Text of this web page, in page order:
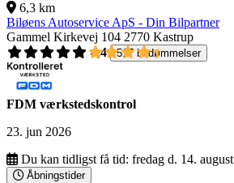
6,3 km
Biløens Autoservice ApS - Din Bilpartner
Gammel Kirkevej 104 2770 Kastrup
4,4
517 bedømmelser
FDM værkstedskontrol
23. jun 2026
Du kan tidligst få tid: fredag d. 14. august
Åbningstider